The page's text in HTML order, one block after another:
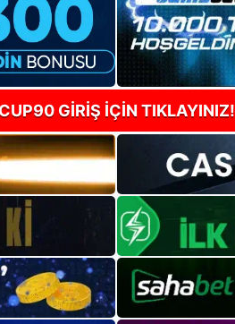
CUP90 GİRİŞ İÇİN TIKLAYINIZ!